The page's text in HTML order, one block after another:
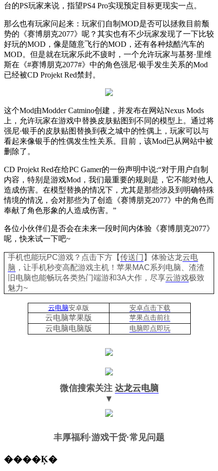
台的PS玩家来说，指望PS4 Pro实现预定目标更现实一点。
那么也有玩家问起来：玩家们自制 MOD是否可以拯救目前颓
势的《赛博朋克2077》呢？其实也有不少玩家发现了一下比较
好玩的MOD ，像是随意飞行的MOD ，还有各种炫酷汽车的
MOD。但是就在玩家乐此不疲时，一个允许玩家与基努·里维
斯在《#赛博朋克2077#》中的角色强尼·银手发生关系的Mod
已经被CD Projekt Red禁封。
这个Mod由Modder Catmino创建，并发布在网站Nexus Mods
上，允许玩家在游戏中替换皮肤贴图到不同的模型上。通过将
强尼·银手的皮肤贴图替换到夜之城中的性偶上，玩家可以与
看起来像银手的性偶发生性关系。目前，该Mod已从网站中被
删除了。
CD Projekt Red在给PC Gamer的一份声明中说:“对于用户自制
内容，特别是游戏Mod ，我们最重要的规则是，它不能对他人
造成伤害。在模型替换的情况下，尤其是那些涉及到明确特殊
情境的情况，会对那些为了创造《赛博朋克2077》中的角色而
奉献了角色形象的人造成伤害。”
各位小伙伴们是否会在未来一段时间内体验《赛博朋克2077》
呢，快来试一下吧~
手机也能玩PC游戏？点击下方【传送门 】体验达龙云电
脑 ，让手机秒变高配游戏主机 ！苹果MAC系列电脑、渣渣
旧电脑也能畅玩各类热门端游和3A大作， 尽享云游戏极致
魅力~
云电脑安卓版 安卓点击下载
云电脑苹果版 苹果点击前往
云电脑电脑版 电脑即点即玩
微信搜索关注 达龙云电脑
▼
丰厚福利 ·游戏干货·常见问题
����Ķ�